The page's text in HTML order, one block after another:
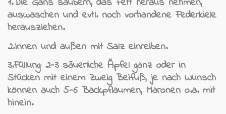
auswaschen und evtl. noch vorhandene Federkiele
herausziehen.
2.Innen und außen mit Salz einreiben.
3.Füllung: 2-3 säuerliche Äpfel ganz oder in
Stücken mit einem Zweig Beifuß, je nach Wunsch
können auch 5-6 Backpflaumen, Maronen o.a. mit
hinein.